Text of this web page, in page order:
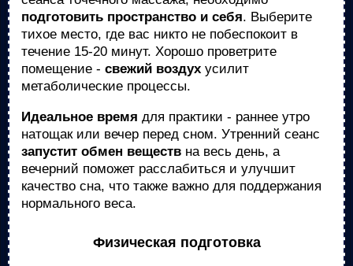
подготовить пространство и себя. Выберите
тихое место, где вас никто не побеспокоит в
течение 15-20 минут. Хорошо проветрите
помещение - свежий воздух усилит
метаболические процессы.
Идеальное время для практики - раннее утро
натощак или вечер перед сном. Утренний сеанс
запустит обмен веществ на весь день, а
вечерний поможет расслабиться и улучшит
качество сна, что также важно для поддержания
нормального веса.
Физическая подготовка